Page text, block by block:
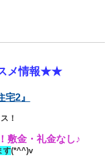
メ情報★★
宅2』
！
敷金・礼金なし♪
す(*^^)v